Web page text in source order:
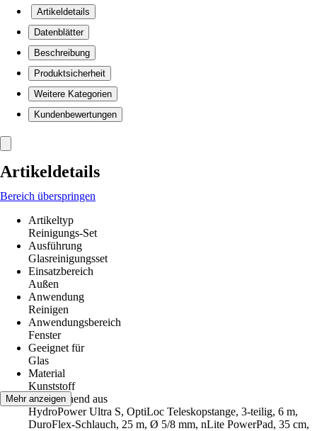
Artikeldetails
Datenblätter
Beschreibung
Produktsicherheit
Weitere Kategorien
Kundenbewertungen
Artikeldetails
Bereich überspringen
Artikeltyp
Reinigungs-Set
Ausführung
Glasreinigungsset
Einsatzbereich
Außen
Anwendung
Reinigen
Anwendungsbereich
Fenster
Geeignet für
Glas
Material
Kunststoff
Set bestehend aus
HydroPower Ultra S, OptiLoc Teleskopstange, 3-teilig, 6 m,
DuroFlex-Schlauch, 25 m, Ø 5/8 mm, nLite PowerPad, 35 cm,
Mehr anzeigen